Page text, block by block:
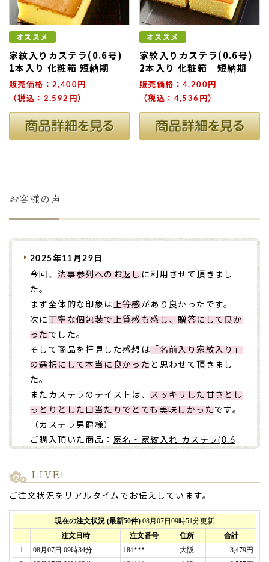
オススメ
家紋入りカステラ(0.6号)
1本入り 化粧箱 短納期
販売価格：2,400円
（税込：2,592円）
オススメ
家紋入りカステラ(0.6号)
2本入り 化粧箱 短納期
販売価格：4,200円
（税込：4,536円）
お客様の声
2025年11月29日
今回、法事参列へのお返し に利用させて頂きまし
た。
まず全体的な印象は上等感があり良かったです。
次に 丁寧な個包装で上質感も感じ、贈答にして良か
った でした。
そして商品を拝見した感想は 「名前入り家紋入り」
の選択にして本当に良かった と思わせて頂きまし
た。
またカステラのテイストは、 スッキリした甘さとし
っとりとした口当たりでとても美味しかった です。
（カステラ男爵様）
ご購入頂いた商品： 家名・家紋入れ カステラ(0.6
2024年10月14日
先日はありがとうございました。
母の49日法要の際に購入させて頂きました。
母からのメッセージを入れたカステラでしたが、参
列頂いた方々から、とても感動し、元気な頃の母を
思い出したと言っていただきました。
LIVE!
ご注文状況をリアルタイムでお伝えしています。